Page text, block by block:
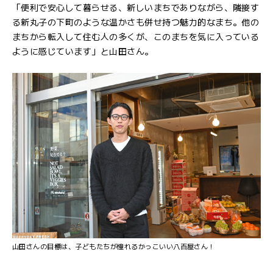
「便利で安心して暮らせる、新しいまちでありながら、隣接す
る新丸子の下町のような温かさも併せ持つ魅力的なまち。他の
まちから転入して住む人の多くが、このまちを気に入っている
ように感じています」と山田さん。
山田さんの目標は、子どもたちが憧れるかっこいい八百屋さん！